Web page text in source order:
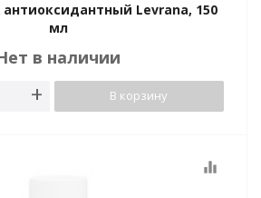
антиоксидантный Levrana, 150
мл
в наличии
В корзину
equalizer